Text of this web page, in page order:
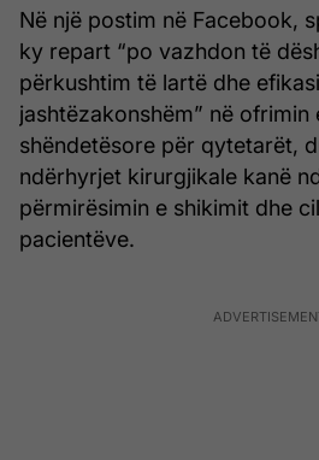
Në një postim në Facebook,
ky repart “po vazhdon të
përkushtim të lartë dhe
jashtëzakonshëm” në ofrimin
shëndetësore për qytetarët,
ndërhyrjet kirurgjikale kanë
përmirësimin e shikimit dhe
pacientëve.